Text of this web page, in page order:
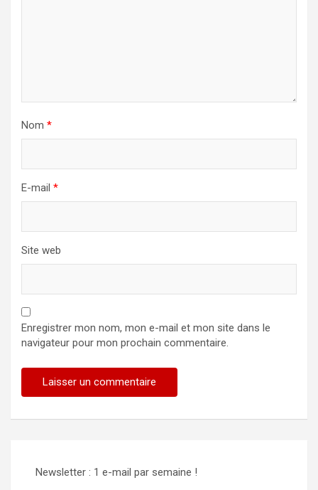
Nom *
E-mail *
Site web
Enregistrer mon nom, mon e-mail et mon site dans le
navigateur pour mon prochain commentaire.
Newsletter : 1 e-mail par semaine !